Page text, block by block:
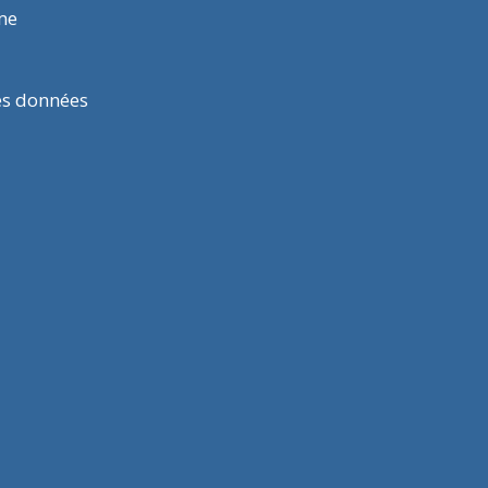
données